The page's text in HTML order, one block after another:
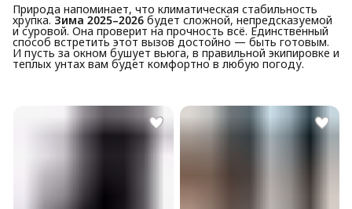
Природа напоминает, что климатическая стабильность
хрупка.Зима 2025–2026 будет сложной, непредсказуемой
и суровой. Она проверит на прочность всё. Единственный
способ встретить этот вызов достойно — быть готовым.
И пусть за окном бушует вьюга, в правильной экипировке и
теплых унтах вам будет комфортно в любую погоду.